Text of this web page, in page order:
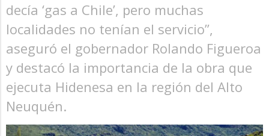
decía ‘gas a Chile’, pero muchas
localidades no tenían el servicio”,
aseguró el gobernador Rolando Figueroa
y destacó la importancia de la obra que
ejecuta Hidenesa en la región del Alto
Neuquén.